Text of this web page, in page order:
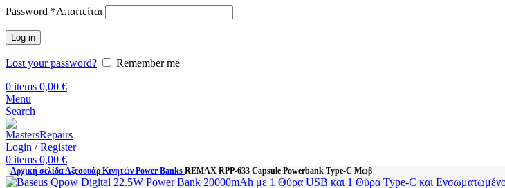
Password *Απαιτείται
Log in
Lost your password?
Remember me
0 items 0,00 €
Menu
Search
Login / Register
0 items 0,00 €
Αρχική σελίδαΑξεσουάρ ΚινητώνPower Banks REMAX RPP-633 Capsule Powerbank Type-C Μωβ